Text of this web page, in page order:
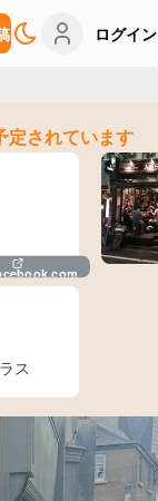
ログイン
定されています
ス